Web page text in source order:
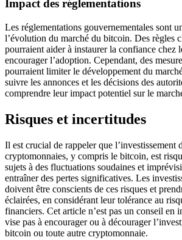
Impact des réglementations
Les réglementations gouvernementales sont
l’évolution du marché du bitcoin. Des règles
pourraient aider à instaurer la confiance chez
encourager l’adoption. Cependant, des
pourraient limiter le développement du
suivre les annonces et les décisions des
comprendre leur impact potentiel sur le
Risques et incertitudes
Il est crucial de rappeler que l’investissement
cryptomonnaies, y compris le bitcoin, est
sujets à des fluctuations soudaines et
entraîner des pertes significatives. Les
doivent être conscients de ces risques et
éclairées, en considérant leur tolérance au
financiers. Cet article n’est pas un conseil en
vise pas à encourager ou à décourager
bitcoin ou toute autre cryptomonnaie.